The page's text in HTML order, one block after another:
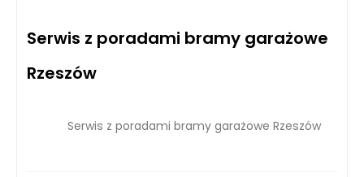
Serwis z poradami bramy garażowe
Rzeszów
Serwis z poradami bramy garażowe Rzeszów